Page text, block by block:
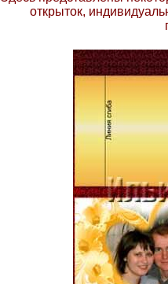
открыток,